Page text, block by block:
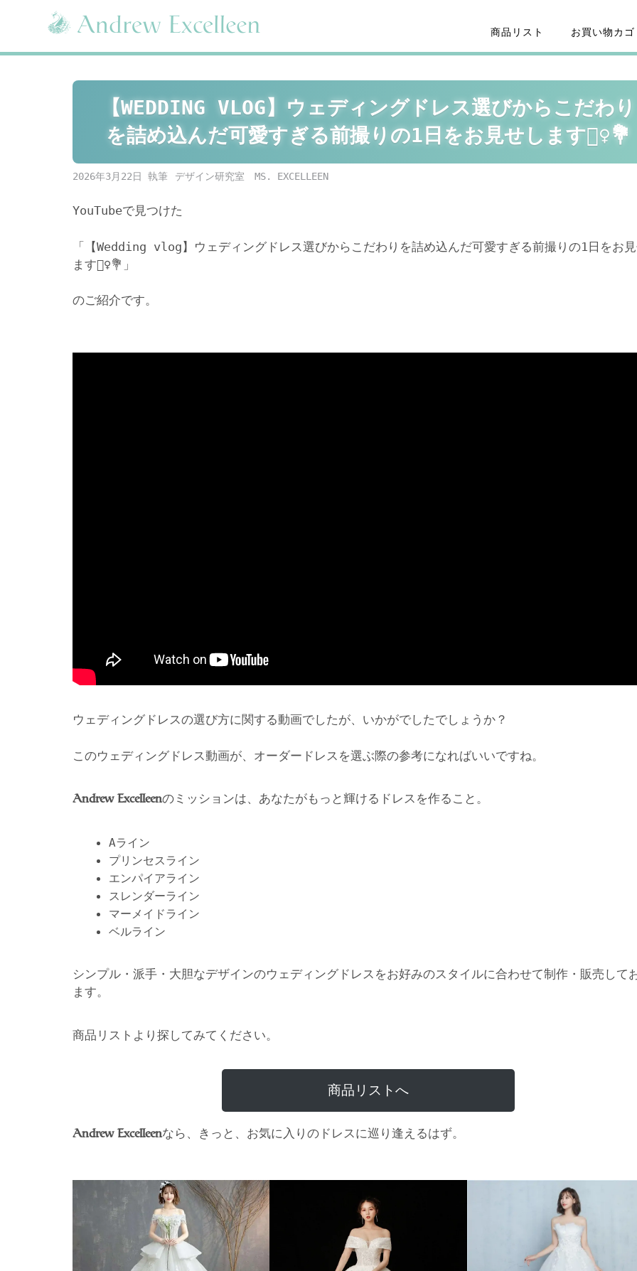
商品リスト お買い物カゴ
【WEDDING VLOG】ウェディングドレス選びからこだわり
を詰め込んだ可愛すぎる前撮りの1日をお見せします👰‍♀️💐
2026年3月22日 デザイン研究室 MS. EXCELLEEN
YouTubeで見つけた
「【Wedding vlog】ウェディングドレス選びからこだわりを詰め込んだ可愛すぎる前撮りの1日をお
ます👰‍♀️💐」
のご紹介です。
ウェディングドレスの選び方に関する動画でしたが、いかがでしたでしょうか？
このウェディングドレス動画が、オーダードレスを選ぶ際の参考になればいいですね。
Andrew Excelleenのミッションは、あなたがもっと輝けるドレスを作ること。
Aライン
プリンセスライン
エンパイアライン
スレンダーライン
マーメイドライン
ベルライン
シンプル・派手・大胆なデザインのウェディングドレスをお好みのスタイルに合わせて制作・販売して
ます。
商品リストより探してみてください。
商品リストへ
Andrew Excelleenなら、きっと、お気に入りのドレスに巡り逢えるはず。